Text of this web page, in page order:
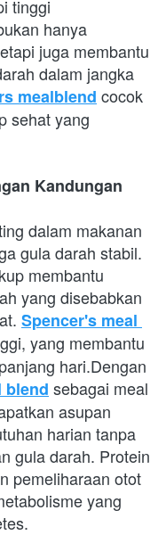
tinggi
hanya
juga membantu
dalam jangka
mealblend cocok
sehat yang
Kandungan
dalam makanan
gula darah stabil.
membantu
yang disebabkan
Spencer's meal
yang membantu
hari.Dengan
blend sebagai meal
asupan
harian tanpa
gula darah. Protein
pemeliharaan otot
yang